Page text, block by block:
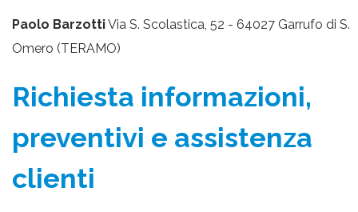
Paolo BarzottiVia S. Scolastica, 52 - 64027 Garrufo di S.
Omero (TERAMO)
Richiesta informazioni,
preventivi e assistenza
clienti